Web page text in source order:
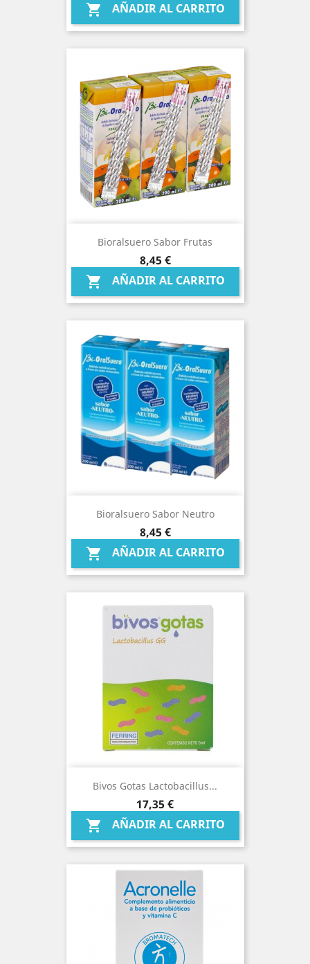
 AÑADIR AL CARRITO
Bioralsuero Sabor Frutas
Precio
8,45 €
 AÑADIR AL CARRITO
Bioralsuero Sabor Neutro
Precio
8,45 €
 AÑADIR AL CARRITO
Bivos Gotas Lactobacillus...
Precio
17,35 €
 AÑADIR AL CARRITO